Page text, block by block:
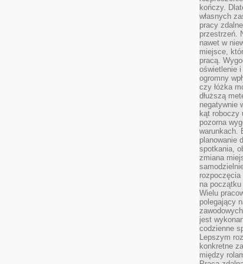
kończy.
własnych
pracy
przestrzeń.
nawet w
miejsce,
pracą.
oświetlenie
ogromny
czy łóżka
dłuższą
negatywnie
kąt roboczy
pozorna
warunkach.
planowanie
spotkania,
zmiana
na
Wielu
polegający
jest
codzienne
Lepszym
konkretne
między